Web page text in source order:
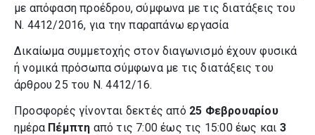
με απόφαση προέδρου, σύμφωνα με τις διατάξεις του
Ν. 4412/2016, για την παραπάνω εργασία
Δικαίωμα συμμετοχής στον διαγωνισμό έχουν φυσικά
ή νομικά πρόσωπα σύμφωνα με τις διατάξεις του
άρθρου 25 του Ν. 4412/16.
Προσφορές γίνονται δεκτές από 25 Φεβρουαρίου
ημέρα Πέμπτη από τις 7:00 έως τις 15:00 έως και 3